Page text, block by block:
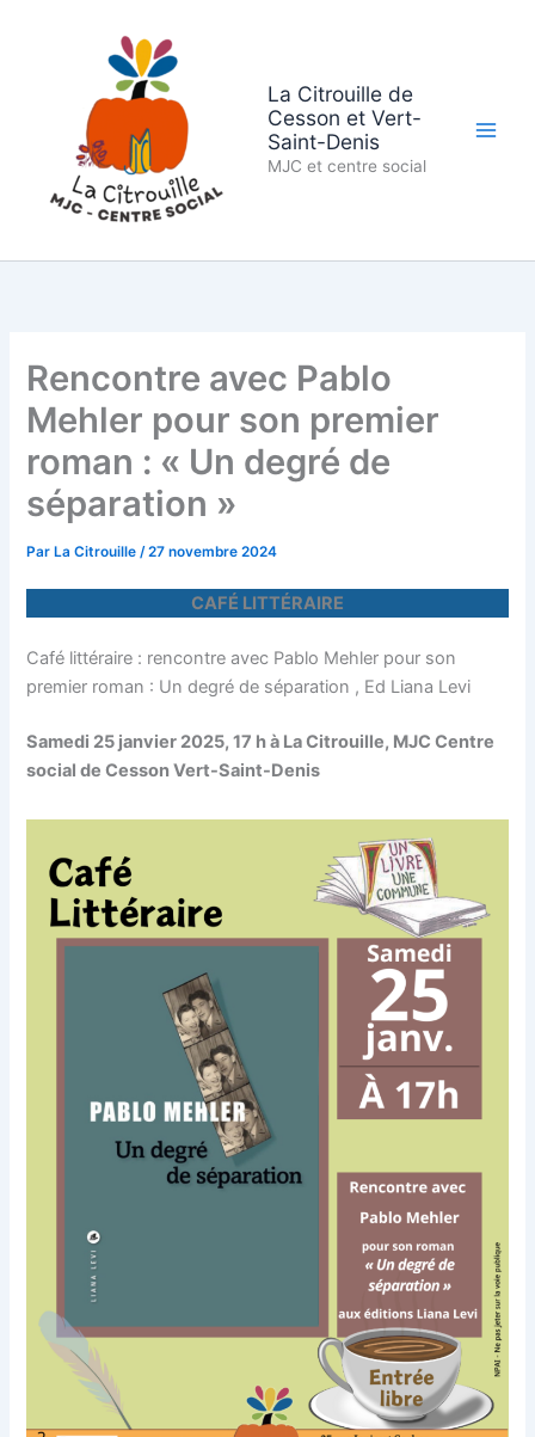
La Citrouille de
Cesson et Vert-
Saint-Denis
MJC et centre social
Rencontre avec Pablo
Mehler pour son premier
roman : « Un degré de
séparation »
Par La Citrouille/27 novembre 2024
CAFÉ LITTÉRAIRE
Café littéraire : rencontre avec Pablo Mehler pour son
premier roman : Un degré de séparation , Ed Liana Levi
Samedi 25 janvier 2025, 17 h à La Citrouille, MJC Centre
social de Cesson Vert-Saint-Denis